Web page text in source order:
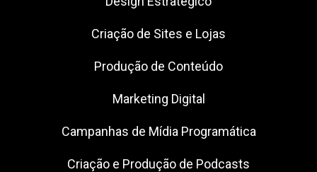
Criação de Sites e Lojas
Produção de Conteúdo
Marketing Digital
Campanhas de Mídia Programática
Criação e Produção de Podcasts